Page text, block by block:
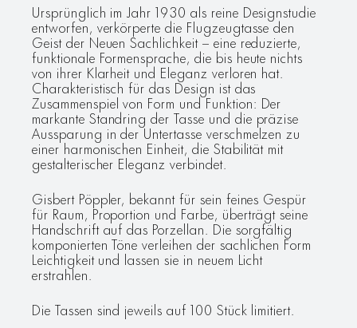
Ursprünglich im Jahr 1930 als reine Designstudie
entworfen, verkörperte die Flugzeugtasse den
Geist der Neuen Sachlichkeit – eine reduzierte,
funktionale Formensprache, die bis heute nichts
von ihrer Klarheit und Eleganz verloren hat.
Charakteristisch für das Design ist das
Zusammenspiel von Form und Funktion: Der
markante Standring der Tasse und die präzise
Aussparung in der Untertasse verschmelzen zu
einer harmonischen Einheit, die Stabilität mit
gestalterischer Eleganz verbindet.
Gisbert Pöppler, bekannt für sein feines Gespür
für Raum, Proportion und Farbe, überträgt seine
Handschrift auf das Porzellan. Die sorgfältig
komponierten Töne verleihen der sachlichen Form
Leichtigkeit und lassen sie in neuem Licht
erstrahlen.
Die Tassen sind jeweils auf 100 Stück limitiert.